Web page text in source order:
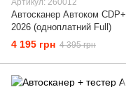
Автосканер Автоком CDP+
2026 (одноплатний Full)
4 195 грн 4 395 грн